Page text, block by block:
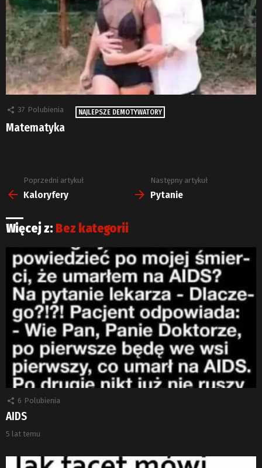
37 Polubienia NAJLEPSZE DEMOTYWATORY
Matematyka
Zobacz
więcej
Poprzedni artykuł
Kaloryfery
Następny artykuł
Pytanie
Więcej z: Bez kategorii
6 Polubienia
AIDS
5 lat temu